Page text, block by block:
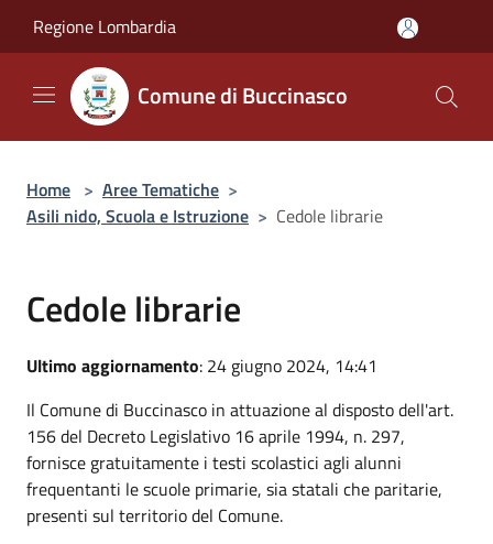
Regione Lombardia
Comune di Buccinasco
Home > Aree Tematiche >
Asili nido, Scuola e Istruzione > Cedole librarie
Cedole librarie
Ultimo aggiornamento: 24 giugno 2024, 14:41
Il Comune di Buccinasco in attuazione al disposto dell'art.
156 del Decreto Legislativo 16 aprile 1994, n. 297,
fornisce gratuitamente i testi scolastici agli alunni
frequentanti le scuole primarie, sia statali che paritarie,
presenti sul territorio del Comune.